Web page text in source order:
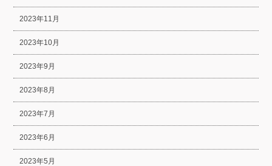
2023年11月
2023年10月
2023年9月
2023年8月
2023年7月
2023年6月
2023年5月